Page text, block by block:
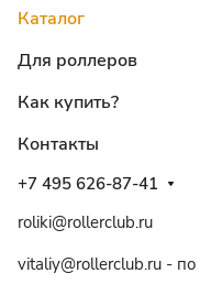
Каталог
Для роллеров
Как купить?
Контакты
+7 495 626-87-41
roliki@rollerclub.ru
vitaliy@rollerclub.ru -